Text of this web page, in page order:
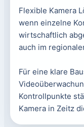
Flexible Kamera
wenn einzelne
wirtschaftlich
auch im
Für eine klare
Kontrollpunkte
Kamera in Zeitz